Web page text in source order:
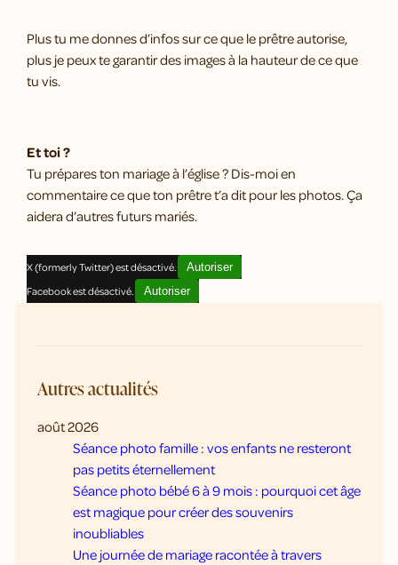
Plus tu me donnes d’infos sur ce que le prêtre autorise,
plus je peux te garantir des images à la hauteur de ce que
tu vis.
Et toi ?
Tu prépares ton mariage à l’église ? Dis-moi en
commentaire ce que ton prêtre t’a dit pour les photos. Ça
aidera d’autres futurs mariés.
X (formerly Twitter) est désactivé.
Autoriser
Facebook est désactivé.
Autoriser
Autres actualités
août 2026
Séance photo famille : vos enfants ne resteront
pas petits éternellement
Séance photo bébé 6 à 9 mois : pourquoi cet âge
est magique pour créer des souvenirs
inoubliables
Une journée de mariage racontée à travers